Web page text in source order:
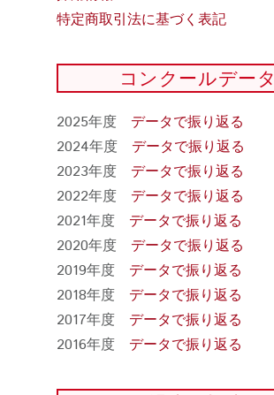
特定商取引法に基づく表記
コンクールデータ
2025年度 データで振り返る
2024年度 データで振り返る
2023年度 データで振り返る
2022年度 データで振り返る
2021年度 データで振り返る
2020年度 データで振り返る
2019年度 データで振り返る
2018年度 データで振り返る
2017年度 データで振り返る
2016年度 データで振り返る